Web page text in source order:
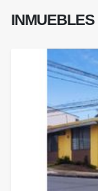
INMUEBLES